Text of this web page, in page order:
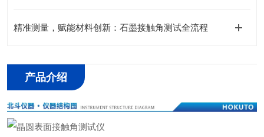
精准测量，赋能材料创新：石墨接触角测试全流程
产品介绍